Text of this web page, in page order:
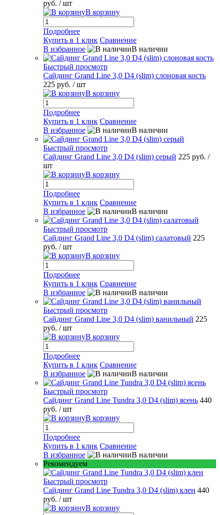
руб. / шт
В корзину
Подробнее
Купить в 1 клик Сравнение
В избранное
В наличии
Быстрый просмотр
Сайдинг Grand Line 3,0 D4 (slim) слоновая кость
225 руб. / шт
В корзину
Подробнее
Купить в 1 клик Сравнение
В избранное
В наличии
Быстрый просмотр
Сайдинг Grand Line 3,0 D4 (slim) серый 225 руб. /
шт
В корзину
Подробнее
Купить в 1 клик Сравнение
В избранное
В наличии
Быстрый просмотр
Сайдинг Grand Line 3,0 D4 (slim) салатовый 225
руб. / шт
В корзину
Подробнее
Купить в 1 клик Сравнение
В избранное
В наличии
Быстрый просмотр
Сайдинг Grand Line 3,0 D4 (slim) ванильный 225
руб. / шт
В корзину
Подробнее
Купить в 1 клик Сравнение
В избранное
В наличии
Быстрый просмотр
Сайдинг Grand Line Tundra 3,0 D4 (slim) ясень 440
руб. / шт
В корзину
Подробнее
Купить в 1 клик Сравнение
В избранное
В наличии
Рекомендуем
Быстрый просмотр
Сайдинг Grand Line Tundra 3,0 D4 (slim) клен 440
руб. / шт
В корзину